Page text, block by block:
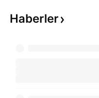
Haberler